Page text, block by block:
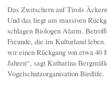
Das Zwitschern auf Tirols
Und das liegt am massiven
schlagen Biologen Alarm.
Freunde, die im Kulturland
wir einen Rückgang von etwa 40
Jahren“, sagt Katharina
Vogelschutzorganisation Birdlife.